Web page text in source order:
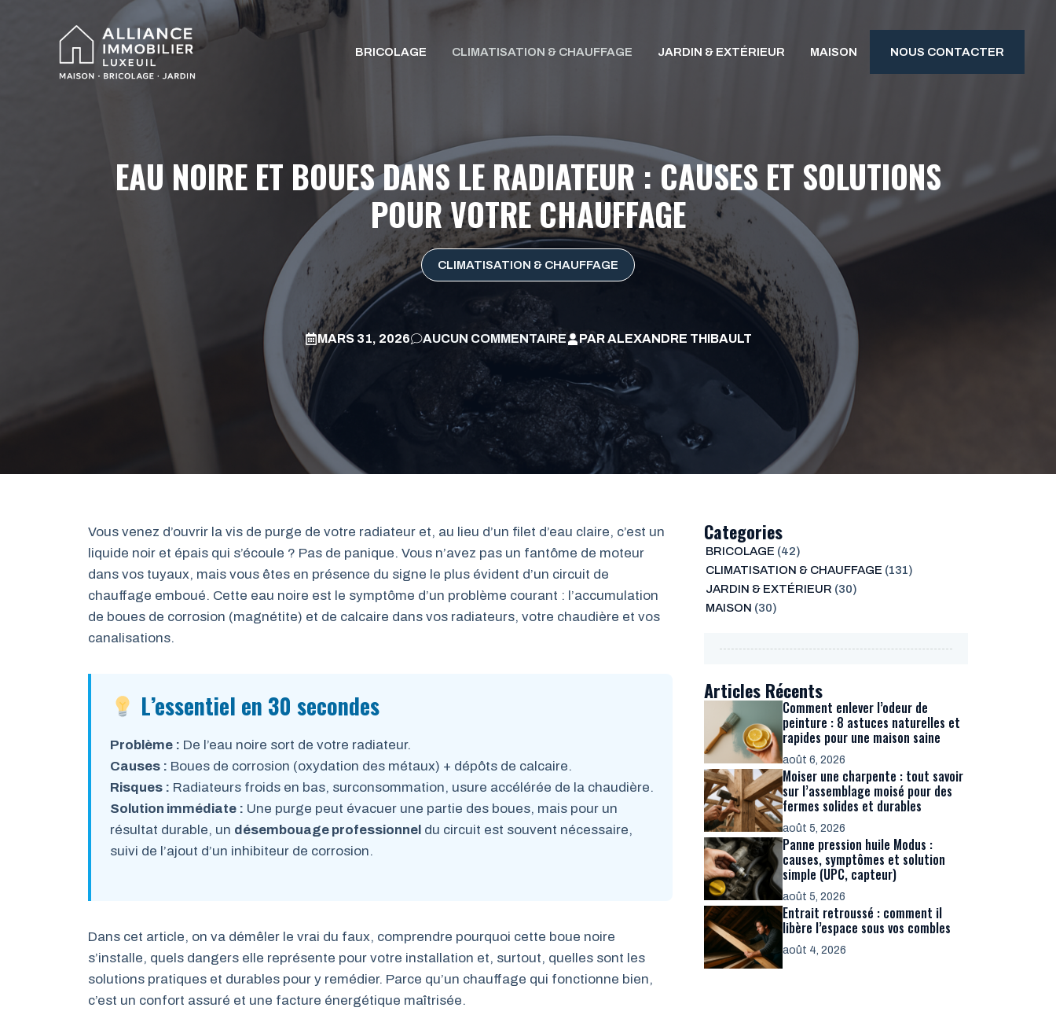
BRICOLAGE CLIMATISATION & CHAUFFAGE JARDIN & EXTÉRIEUR MAISON NOUS CONTACTER
EAU NOIRE ET BOUES DANS LE RADIATEUR : CAUSES ET SOLUTIONS
POUR VOTRE CHAUFFAGE
CLIMATISATION & CHAUFFAGE
MARS 31, 2026 AUCUN COMMENTAIRE PARALEXANDRE THIBAULT
Vous venez d’ouvrir la vis de purge de votre radiateur et, au lieu d’un filet d’eau claire, c’est un
liquide noir et épais qui s’écoule ? Pas de panique. Vous n’avez pas un fantôme de moteur
dans vos tuyaux, mais vous êtes en présence du signe le plus évident d’un circuit de
chauffage emboué. Cette eau noire est le symptôme d’un problème courant : l’accumulation
de boues de corrosion (magnétite) et de calcaire dans vos radiateurs, votre chaudière et vos
canalisations.
L’essentiel en 30 secondes
Problème : De l’eau noire sort de votre radiateur.
Causes : Boues de corrosion (oxydation des métaux) + dépôts de calcaire.
Risques : Radiateurs froids en bas, surconsommation, usure accélérée de la chaudière.
Solution immédiate : Une purge peut évacuer une partie des boues, mais pour un
résultat durable, un désembouage professionnel du circuit est souvent nécessaire,
suivi de l’ajout d’un inhibiteur de corrosion.
Dans cet article, on va démêler le vrai du faux, comprendre pourquoi cette boue noire
s’installe, quels dangers elle représente pour votre installation et, surtout, quelles sont les
solutions pratiques et durables pour y remédier. Parce qu’un chauffage qui fonctionne bien,
c’est un confort assuré et une facture énergétique maîtrisée.
Categories
BRICOLAGE (42)
CLIMATISATION & CHAUFFAGE (131)
JARDIN & EXTÉRIEUR (30)
MAISON (30)
Articles Récents
Comment enlever l’odeur de
peinture : 8 astuces naturelles et
rapides pour une maison saine
août 6, 2026
Moiser une charpente : tout savoir
sur l’assemblage moisé pour des
fermes solides et durables
août 5, 2026
Panne pression huile Modus :
causes, symptômes et solution
simple (UPC, capteur)
août 5, 2026
Entrait retroussé : comment il
libère l’espace sous vos combles
août 4, 2026